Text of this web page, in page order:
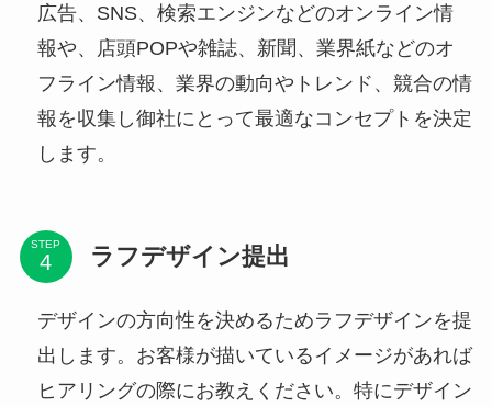
広告、SNS、検索エンジンなどのオンライン情
報や、店頭POPや雑誌、新聞、業界紙などのオ
フライン情報、業界の動向やトレンド、競合の情
報を収集し御社にとって最適なコンセプトを決定
します。
STEP ラフデザイン提出
デザインの方向性を決めるためラフデザインを提
出します。お客様が描いているイメージがあれば
ヒアリングの際にお教えください。特にデザイン